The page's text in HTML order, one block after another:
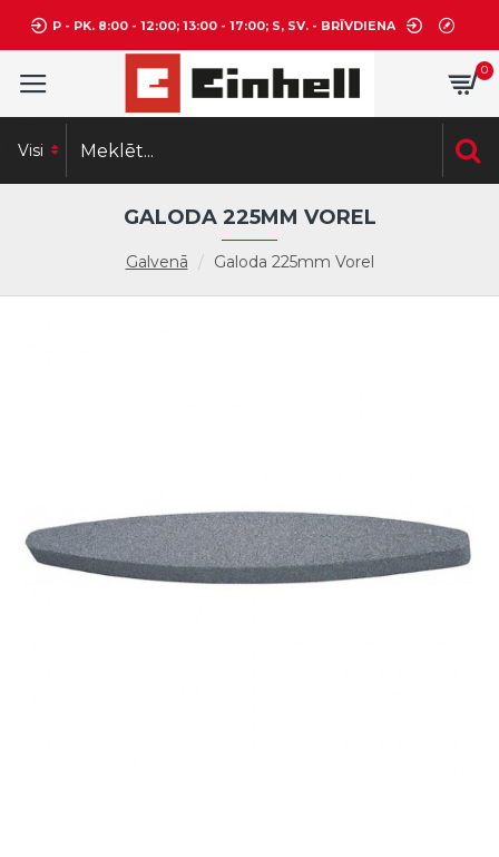
P - PK. 8:00 - 12:00; 13:00 - 17:00; S, SV. - BRĪVDIENA
0
Visi
Galvenā Galoda 225mm Vorel
GALODA 225MM VOREL